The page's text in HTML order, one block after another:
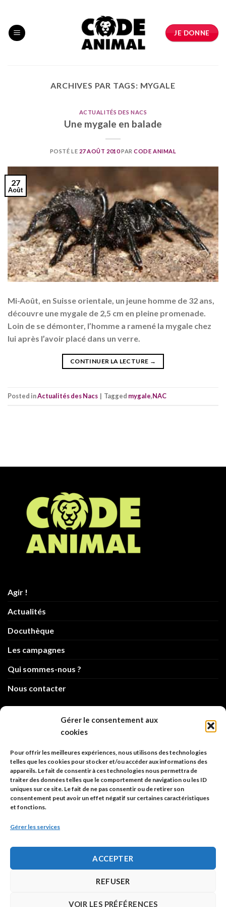
Gérer le consentement aux
cookies
Pour offrir les meilleures expériences, nous utilisons des technologies
telles que les cookies pour stocker et/ou accéder aux informations des
appareils. Le fait de consentir à ces technologies nous permettra de
traiter des données telles que le comportement de navigation ou les ID
uniques sur ce site. Le fait de ne pas consentir ou de retirer son
consentement peut avoir un effet négatif sur certaines caractéristiques
et fonctions.
Gérer les services
ACCEPTER
REFUSER
VOIR LES PRÉFÉRENCES
content
JE DONNE
ARCHIVES PAR TAGS: MYGALE
ACTUALITÉS DES NACS
Une mygale en balade
POSTÉ LE 27 AOÛT 2010PARCODE ANIMAL
27
Août
Mi-Août, en Suisse orientale, un jeune homme de 32 ans,
découvre une mygale de 2,5 cm en pleine promenade.
Loin de se démonter, l’homme a ramené la mygale chez
lui après l’avoir placé dans un verre.
CONTINUER LA LECTURE →
Posted inActualités des Nacs | Tagged mygale,NAC
Agir !
Actualités
Docuthèque
Les campagnes
Qui sommes-nous ?
Nous contacter
info@code-animal.com
Code Animal
26, rue principale
67480 Roppenheim
Adresse à utiliser pour les envois en AR.
Politique de confidentialité